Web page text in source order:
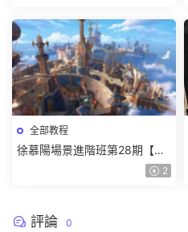
全部教程
徐慕陽場景進階班第28期【畫
2
評論 0